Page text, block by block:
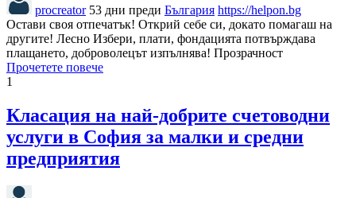
procreator 53 дни преди България https://helpon.bg
Остави своя отпечатък! Открий себе си, докато помагаш на
другите! Лесно Избери, плати, фондацията потвърждава
плащането, доброволецът изпълнява! Прозрачност
Прочетете повече
1
Класация на най-добрите счетоводни
услуги в София за малки и средни
предприятия